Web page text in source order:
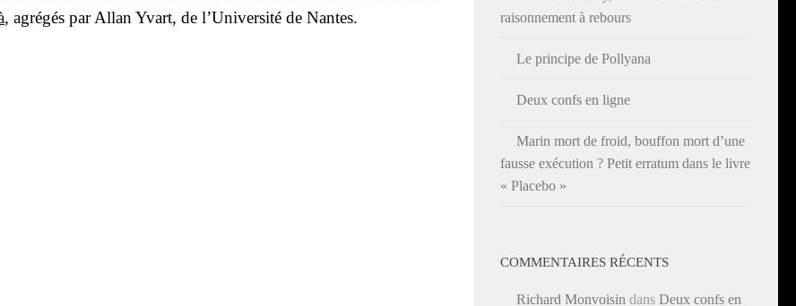
, agré­gés par Allan Yvart, de l’U­ni­ver­si­té de Nantes.
raisonnement à rebours
Le principe de Pollyana
Deux confs en ligne
Marin mort de froid, bouffon mort d’une
fausse exécution ? Petit erratum dans le livre
« Placebo »
COMMENTAIRES RÉCENTS
Richard Monvoisin dans Deux confs en